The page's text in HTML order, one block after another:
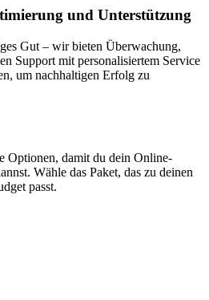
und Unterstützung
Gut – wir bieten Überwachung,
Support mit personalisiertem Service
um nachhaltigen Erfolg zu
Optionen, damit du dein Online-
Wähle das Paket, das zu deinen
passt.